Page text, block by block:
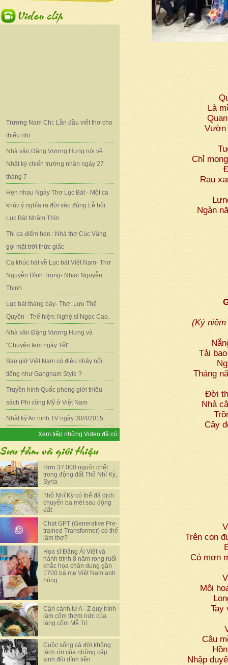
Trương Nam Chi: Lần đầu viết thơ cho
thiếu nhi
Nhà văn Đặng Vương Hưng nói về
Nhật ký chiến trường nhân ngày 27
tháng 7
Hẹn nhau Ngày Thơ Lục Bát - Một ca
khúc ý nghĩa ra đời vào đúng Lễ hội
Lục Bát Nhâm Thìn
Thi ca điểm hẹn : Nhà thơ Cúc Vàng
gọi mặt trời thức giấc
Ca khúc hát về Lục bát Việt Nam- Thơ
Nguyễn Đình Trọng- Nhạc Nguyễn
Thịnh
Lục bát tháng bảy- Thơ: Lưu Thế
Quyền - Thể hiện: Nghệ sĩ Ngọc Cao.
Nhà văn Đặng Vương Hưng và
"Chuyện tem ngày Tết"
Bao giờ Việt Nam có điệu nhảy nổi
tiếng như Gangnam Style ?
Truyền hình Quốc phòng giới thiệu
sách Phi công Mỹ ở Việt Nam
Nhật ký An ninh TV ngày 30/4/2015
Xem tiếp những Video đã có
Hơn 37.000 người chết
trong động đất Thổ Nhĩ Kỳ,
Syria
Thổ Nhĩ Kỳ có thể đã dịch
chuyển ba mét sau động
đất
Chat GPT (Generative Pre-
trained Transformer) có thể
làm thơ?
Họa sĩ Đặng Ái Việt và
hành trình 8 năm rong ruổi
khắc họa chân dung gần
1700 bà mẹ Việt Nam anh
hùng
Cận cảnh từ A - Z quy trình
làm cốm thơm nức của
làng cốm Mễ Trì
Cuộc sống cả đời không
tách rời của những cặp
sinh đôi dính liền
Là
Vườn
Chỉ
Rau
Ngàn
(Kỷ niệm
Tải
Tháng
Đời
Nhả
Cây
Trên con
Cỏ mơn
Môi
Tay
Câu
Nhập